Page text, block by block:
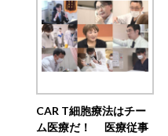
CAR T細胞療法はチー
ム医療だ！ 医療従事